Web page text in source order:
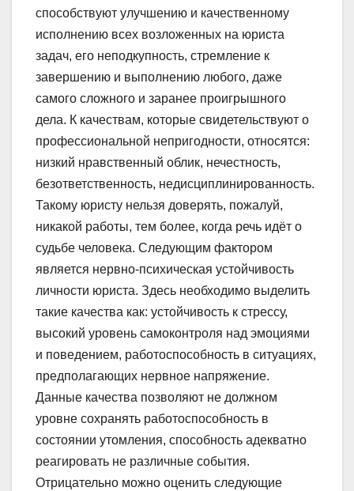
способствуют улучшению и качественному
исполнению всех возложенных на юриста
задач, его неподкупность, стремление к
завершению и выполнению любого, даже
самого сложного и заранее проигрышного
дела. К качествам, которые свидетельствуют о
профессиональной непригодности, относятся:
низкий нравственный облик, нечестность,
безответственность, недисциплинированность.
Такому юристу нельзя доверять, пожалуй,
никакой работы, тем более, когда речь идёт о
судьбе человека. Следующим фактором
является нервно-психическая устойчивость
личности юриста. Здесь необходимо выделить
такие качества как: устойчивость к стрессу,
высокий уровень самоконтроля над эмоциями
и поведением, работоспособность в ситуациях,
предполагающих нервное напряжение.
Данные качества позволяют не должном
уровне сохранять работоспособность в
состоянии утомления, способность адекватно
реагировать не различные события.
Отрицательно можно оценить следующие